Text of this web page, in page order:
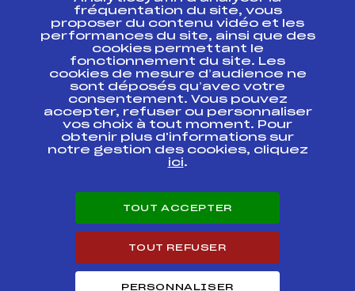
Ressources
Pass’Neige
Projet sportif fédéral
Projet de performance fédéral
Antidopage
Pôle Développement, Formation, Suivi
Scientifique
Listes ministérielles
Pôle vie de l’athlète
Carrières
fréquentation du site, vous
proposer du contenu vidéo et les
performances du site, ainsi que des
cookies permettant le
fonctionnement du site. Les
cookies de mesure d’audience ne
sont déposés qu’avec votre
consentement. Vous pouvez
accepter, refuser ou personnaliser
vos choix à tout moment. Pour
obtenir plus d'informations sur
notre gestion des cookies, cliquez
ici.
TOUT ACCEPTER
TOUT REFUSER
PERSONNALISER